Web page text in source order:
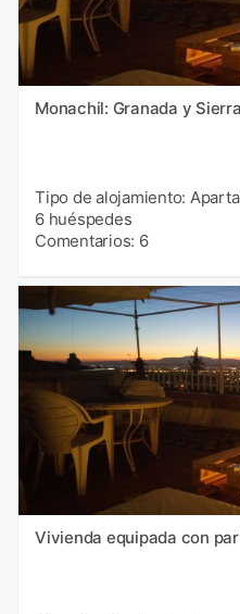
Monachil: Granada y
Tipo de alojamiento:
6 huéspedes
Comentarios: 6
Vivienda equipada con